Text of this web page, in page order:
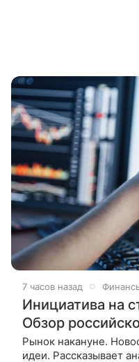
7 часов назад
Инициатива на
Обзор
Рынок накануне.
идеи. Рассказывает